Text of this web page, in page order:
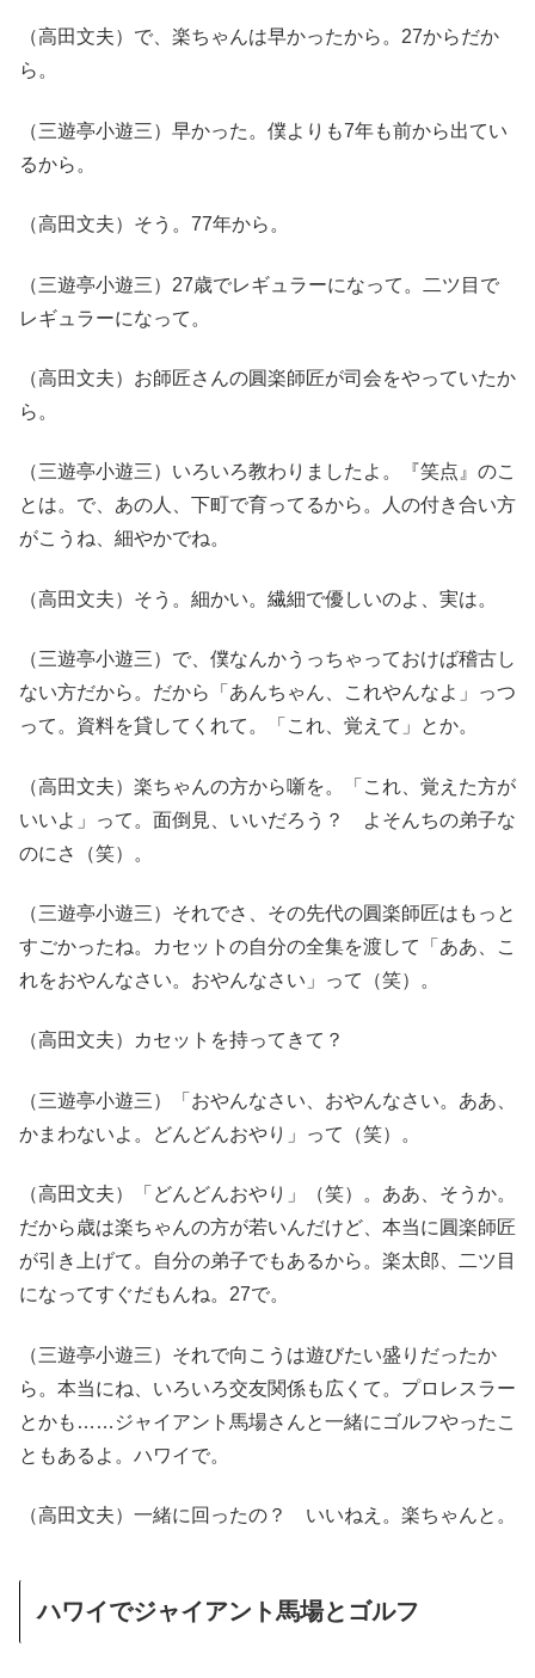
（高田文夫）で、楽ちゃんは早かったから。27からだか
ら。
（三遊亭小遊三）早かった。僕よりも7年も前から出てい
るから。
（高田文夫）そう。77年から。
（三遊亭小遊三）27歳でレギュラーになって。二ツ目で
レギュラーになって。
（高田文夫）お師匠さんの圓楽師匠が司会をやっていたか
ら。
（三遊亭小遊三）いろいろ教わりましたよ。『笑点』のこ
とは。で、あの人、下町で育ってるから。人の付き合い方
がこうね、細やかでね。
（高田文夫）そう。細かい。繊細で優しいのよ、実は。
（三遊亭小遊三）で、僕なんかうっちゃっておけば稽古し
ない方だから。だから「あんちゃん、これやんなよ」っつ
って。資料を貸してくれて。「これ、覚えて」とか。
（高田文夫）楽ちゃんの方から噺を。「これ、覚えた方が
いいよ」って。面倒見、いいだろう？ よそんちの弟子な
のにさ（笑）。
（三遊亭小遊三）それでさ、その先代の圓楽師匠はもっと
すごかったね。カセットの自分の全集を渡して「ああ、こ
れをおやんなさい。おやんなさい」って（笑）。
（高田文夫）カセットを持ってきて？
（三遊亭小遊三）「おやんなさい、おやんなさい。ああ、
かまわないよ。どんどんおやり」って（笑）。
（高田文夫）「どんどんおやり」（笑）。ああ、そうか。
だから歳は楽ちゃんの方が若いんだけど、本当に圓楽師匠
が引き上げて。自分の弟子でもあるから。楽太郎、二ツ目
になってすぐだもんね。27で。
（三遊亭小遊三）それで向こうは遊びたい盛りだったか
ら。本当にね、いろいろ交友関係も広くて。プロレスラー
とかも……ジャイアント馬場さんと一緒にゴルフやったこ
ともあるよ。ハワイで。
（高田文夫）一緒に回ったの？ いいねえ。楽ちゃんと。
ハワイでジャイアント馬場とゴルフ